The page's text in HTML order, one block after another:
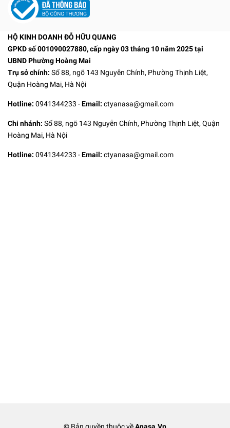
HỘ KINH DOANH ĐỖ HỮU QUANG
GPKD số 001090027880, cấp ngày 03 tháng 10 năm 2025 tại
UBND Phường Hoàng Mai
Trụ sở chính: Số 88, ngõ 143 Nguyễn Chính, Phường Thịnh Liệt,
Quận Hoàng Mai, Hà Nội
Hotline: 0941344233 -Email: ctyanasa@gmail.com
Chi nhánh: Số 88, ngõ 143 Nguyễn Chính, Phường Thịnh Liệt, Quận
Hoàng Mai, Hà Nội
Hotline: 0941344233 -Email: ctyanasa@gmail.com